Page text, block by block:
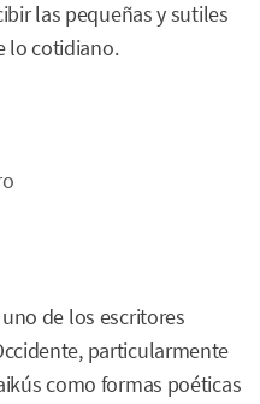
las pequeñas y sutiles
lo cotidiano.
de los escritores
particularmente
como formas poéticas